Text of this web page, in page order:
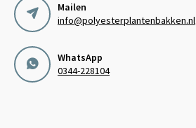
Mailen
info@polyesterplantenbakken.nl
WhatsApp
0344-228104